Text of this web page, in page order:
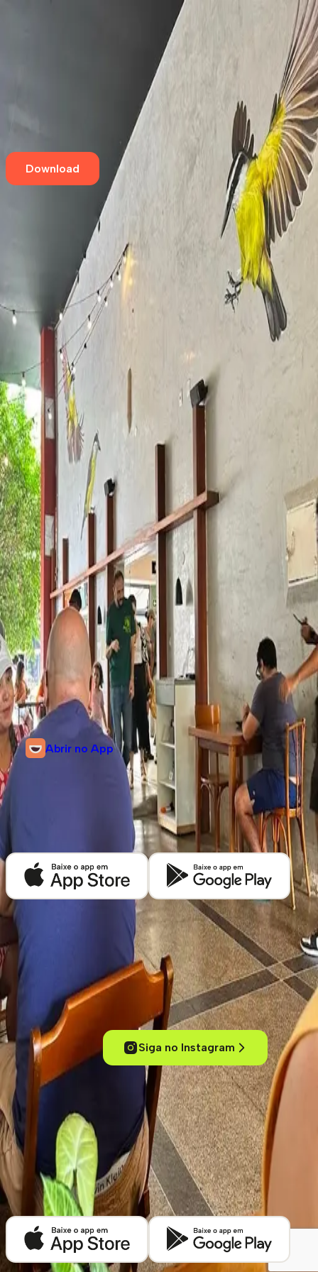
Download
Aqui tem café especial
Castália Sul
Brasília
SHCS CLS 304 Bloco B Lojas 02/04 - Brasília, A 36
Aqui tem café especial
Cafeterias
Distrito Federal
Brasília
Castália Sul
Sobre o Castália Sul
OCastália Sul é um espaço em Brasília
oferece cafés especiais e faz parte da curadoria do Kafex.
Selecionado pela nossa equipe, o local foi avaliado por oferecer uma
boa experiência para quem busca onde tomar café especial em
Brasília, seja em uma cafeteria, restaurante ou outro tipo de
estabelecimento.
Aqui no Kafex, conectamos você aos lugares que realmente valem a
pena para explorar o universo dos cafés especiais em
, com
opções que vão desde espresso até métodos filtrados.
Se você está em busca de lugares com café especial em
Brasília, o
Castália Sul é uma ótima opção para incluir no seu roteiro.
Informações
SHCS CLS 304 Bloco B Lojas 02/04 - Brasília, A 36
Asa Sul, Brasília, Distrito Federal
Abrir no App
Descubra mais cafeterias emBrasília
Baixe o app Kafex e encontre as melhores cafeterias de café especial
Experimente cafés de um jeito inteligente
Conecte-se com outros amantes de café, acesse conteúdos
exclusivos, descubra cafeterias pelo mundo e mergulhe no universo
dos cafés especiais.
ola@kafex.com.br Siga no Instagram
Home
Cursos e Workshops
Empresas
Blog
Contato
Cafeterias
Sobre
Termos de usoPolítica de Privacidade
2026Kafex. Todos os direitos reservados.